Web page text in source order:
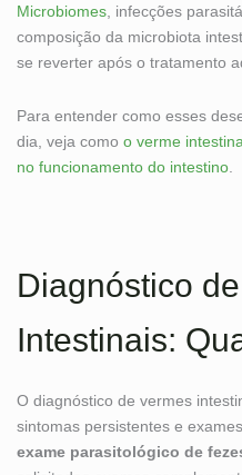
Microbiomes , infecções
composição da microbiota
se reverter após o tratamento
Para entender como esses
dia, veja como o verme
no funcionamento do intestino
Diagnóstico
Intestinais:
O diagnóstico de vermes
sintomas persistentes e
exame parasitológico de